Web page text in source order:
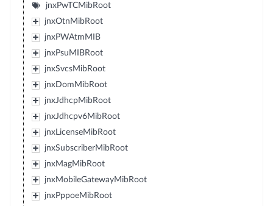
jnxPwTCMibRoot
jnxOtnMibRoot
jnxPWAtmMIB
jnxPsuMIBRoot
jnxSvcsMibRoot
jnxDomMibRoot
jnxJdhcpMibRoot
jnxJdhcpv6MibRoot
jnxLicenseMibRoot
jnxSubscriberMibRoot
jnxMagMibRoot
jnxMobileGatewayMibRoot
jnxPppoeMibRoot